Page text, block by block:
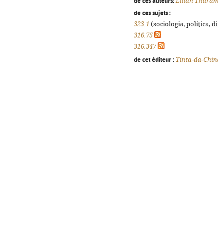
de ces sujets :
323.1 (sociologia, política,
316.75
316.347
de cet éditeur : Tinta-da-